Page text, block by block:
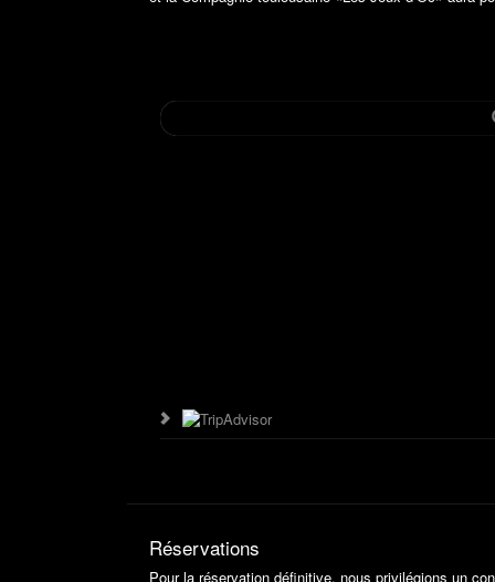
Réservations
Pour la réservation définitive, nous privilégions un